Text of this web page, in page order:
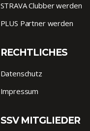
STRAVA Clubber werden
PLUS Partner werden
RECHTLICHES
Datenschutz
Impressum
SSV MITGLIEDER